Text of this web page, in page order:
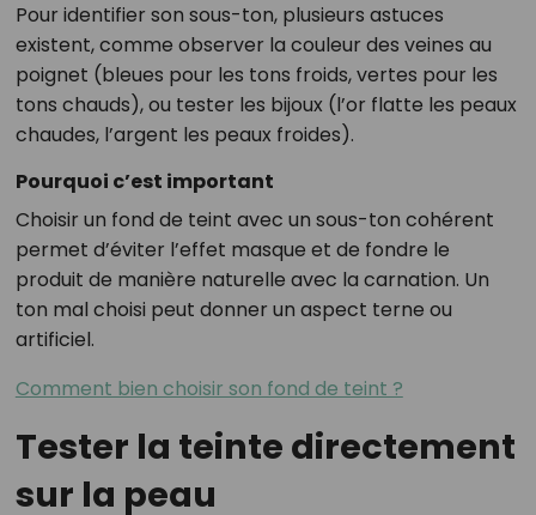
Pour identifier son sous-ton, plusieurs astuces
existent, comme observer la couleur des veines au
poignet (bleues pour les tons froids, vertes pour les
tons chauds), ou tester les bijoux (l’or flatte les peaux
chaudes, l’argent les peaux froides).
Pourquoi c’est important
Choisir un fond de teint avec un sous-ton cohérent
permet d’éviter l’effet masque et de fondre le
produit de manière naturelle avec la carnation. Un
ton mal choisi peut donner un aspect terne ou
artificiel.
Comment bien choisir son fond de teint ?
Tester la teinte directement
sur la peau